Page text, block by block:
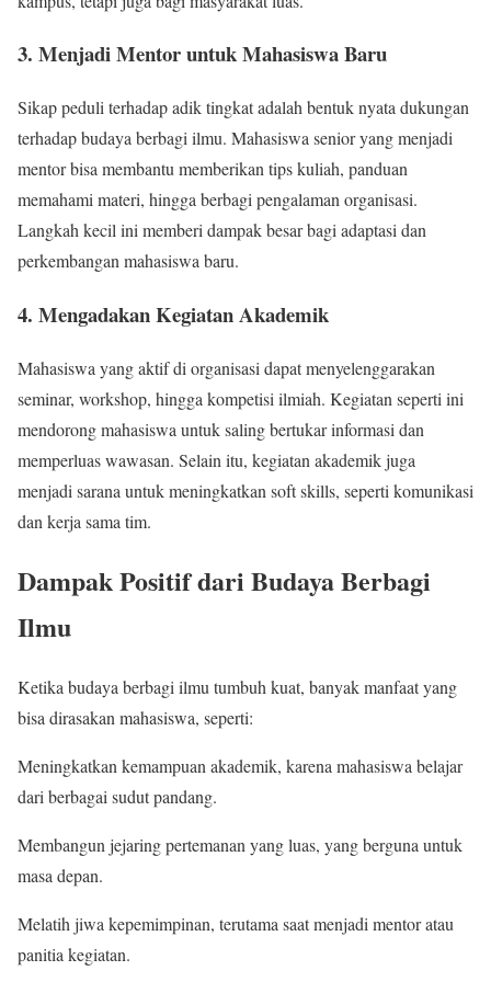
3. Menjadi Mentor untuk Mahasiswa Baru
Sikap peduli terhadap adik tingkat adalah bentuk nyata dukungan
terhadap budaya berbagi ilmu. Mahasiswa senior yang menjadi
mentor bisa membantu memberikan tips kuliah, panduan
memahami materi, hingga berbagi pengalaman organisasi.
Langkah kecil ini memberi dampak besar bagi adaptasi dan
perkembangan mahasiswa baru.
4. Mengadakan Kegiatan Akademik
Mahasiswa yang aktif di organisasi dapat menyelenggarakan
seminar, workshop, hingga kompetisi ilmiah. Kegiatan seperti ini
mendorong mahasiswa untuk saling bertukar informasi dan
memperluas wawasan. Selain itu, kegiatan akademik juga
menjadi sarana untuk meningkatkan soft skills, seperti komunikasi
dan kerja sama tim.
Dampak Positif dari Budaya Berbagi
Ilmu
Ketika budaya berbagi ilmu tumbuh kuat, banyak manfaat yang
bisa dirasakan mahasiswa, seperti:
Meningkatkan kemampuan akademik, karena mahasiswa belajar
dari berbagai sudut pandang.
Membangun jejaring pertemanan yang luas, yang berguna untuk
masa depan.
Melatih jiwa kepemimpinan, terutama saat menjadi mentor atau
panitia kegiatan.